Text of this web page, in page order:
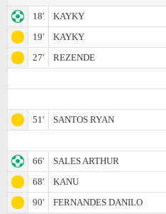
18'
KAYKY
19'
KAYKY
27'
REZENDE
51'
SANTOS RYAN
66'
SALES ARTHUR
68'
KANU
90'
FERNANDES DANILO